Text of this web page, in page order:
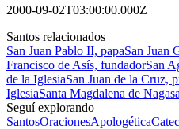
2000-09-02T03:00:00.000Z
Santos relacionados
San Juan Pablo II, papaSan Juan
Francisco de Asís, fundadorSan
de la IglesiaSan Juan de la Cruz,
IglesiaSanta Magdalena de
Seguí explorando
SantosOracionesApologética